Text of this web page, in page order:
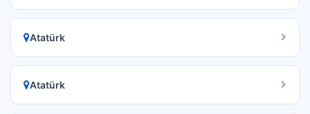
Atatürk
Atatürk